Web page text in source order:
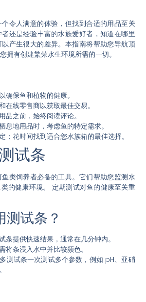
令人满意的体验，但找到合适的用品至关
还是经验丰富的水族爱好者，知道在哪里
产生很大的差异。本指南将帮助您导航顶
拥有创建繁荣水生环境所需的一切。
确保鱼和植物的健康。
在线零售商以获取最佳交易。
品之前，始终阅读评论。
息地用品时，考虑鱼的特定需求。
；花时间找到适合您水族箱的最佳选择。
试条
类饲养者必备的工具。它们帮助您监测水
的健康环境。 定期测试对鱼的健康至关重
测试条？
条提供快速结果，通常在几分钟内。
将条浸入水中并比较颜色。
多测试条一次测试多个参数，例如 pH、亚硝